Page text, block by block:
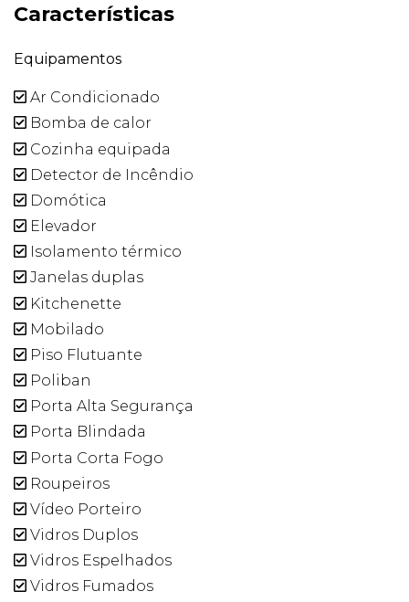
Características
Equipamentos
Ar Condicionado
Bomba de calor
Cozinha equipada
Detector de Incêndio
Domótica
Elevador
Isolamento térmico
Janelas duplas
Kitchenette
Mobilado
Piso Flutuante
Poliban
Porta Alta Segurança
Porta Blindada
Porta Corta Fogo
Roupeiros
Vídeo Porteiro
Vidros Duplos
Vidros Espelhados
Vidros Fumados